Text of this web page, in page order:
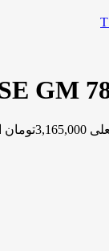
است.